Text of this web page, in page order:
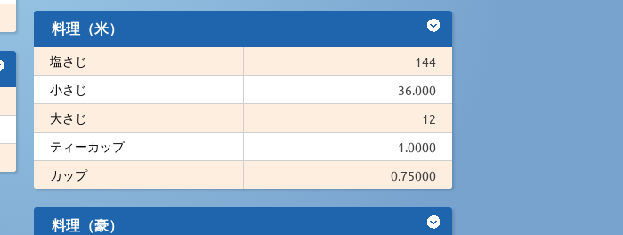
料理（米）
塩さじ
144
小さじ
36.000
大さじ
12
ティーカップ
1.0000
カップ
0.75000
料理（豪）